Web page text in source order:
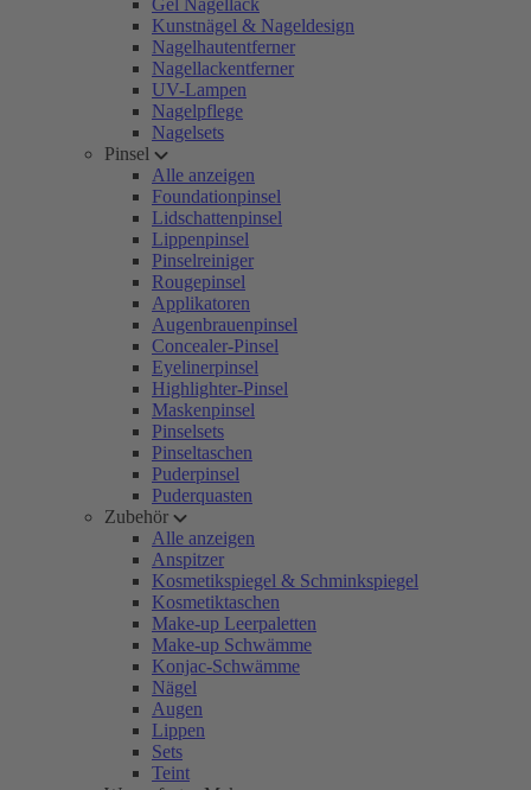
Gel Nagellack
Kunstnägel & Nageldesign
Nagelhautentferner
Nagellackentferner
UV-Lampen
Nagelpflege
Nagelsets
Pinsel
Alle anzeigen
Foundationpinsel
Lidschattenpinsel
Lippenpinsel
Pinselreiniger
Rougepinsel
Applikatoren
Augenbrauenpinsel
Concealer-Pinsel
Eyelinerpinsel
Highlighter-Pinsel
Maskenpinsel
Pinselsets
Pinseltaschen
Puderpinsel
Puderquasten
Zubehör
Alle anzeigen
Anspitzer
Kosmetikspiegel & Schminkspiegel
Kosmetiktaschen
Make-up Leerpaletten
Make-up Schwämme
Konjac-Schwämme
Nägel
Augen
Lippen
Sets
Teint